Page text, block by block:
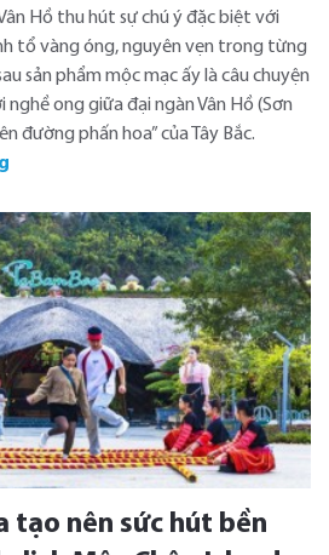
Hồ thu hút sự chú ý đặc biệt với
tổ vàng óng, nguyên vẹn trong từng
sản phẩm mộc mạc ấy là câu chuyện
ong giữa đại ngàn Vân Hồ (Sơn
đường phấn hoa” của Tây Bắc.
tạo nên sức hút bền